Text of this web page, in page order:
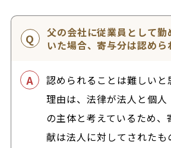
父の会社に従業員として勤
いた場合、寄与分は認めら
認められることは難しいと
理由は、法律が法人と個人
の主体と考えているため、
献は法人に対してされたも